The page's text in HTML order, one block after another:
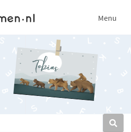
Menu